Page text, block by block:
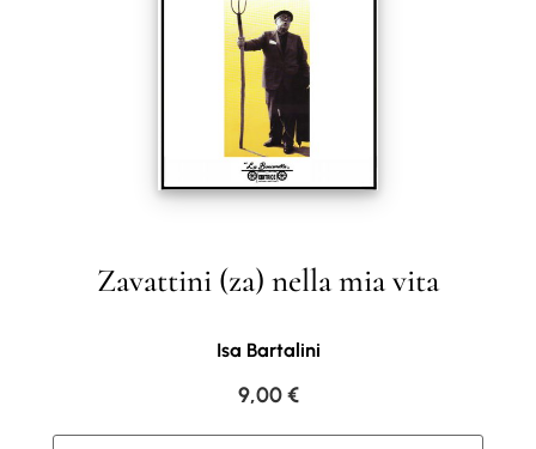
Zavattini (za) nella mia vita
Isa Bartalini
9,00€